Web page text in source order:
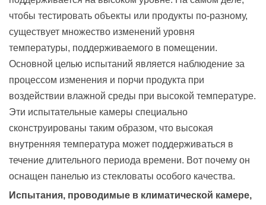
чтобы тестировать объекты или продукты по-разному,
существует множество изменений уровня
температуры, поддерживаемого в помещении.
Основной целью испытаний является наблюдение за
процессом изменения и порчи продукта при
воздействии влажной среды при высокой температуре.
Эти испытательные камеры специально
сконструированы таким образом, что высокая
внутренняя температура может поддерживаться в
течение длительного периода времени. Вот почему он
оснащен панелью из стекловаты особого качества.
Испытания, проводимые в климатической камере,